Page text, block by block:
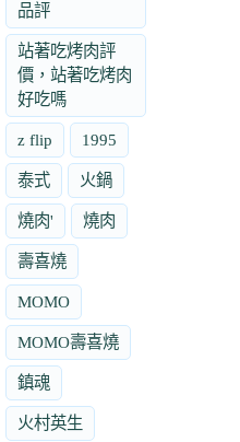
品評
站著吃烤肉評
價，站著吃烤肉
好吃嗎
z flip 1995
泰式 火鍋
燒肉' 燒肉
壽喜燒
MOMO
MOMO壽喜燒
鎮魂
火村英生